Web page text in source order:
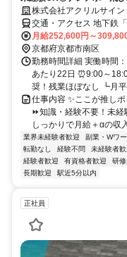
株式会社アクリルサイン
交通・アクセス 地下鉄
OK！
月給252,600円～
京都府京都市南区
勤務時間詳細 実働時間
あたり22日 ⏰9:00～
奨！残業ほぼなし ┗月平
仕事内容 ✨ここが推し
⏩知識・経験不要！未
しっかりで月給＋αの収
業界未経験者歓迎 副業・Wワ
転勤なし
経験不問 未経験者歓
経験者歓迎
有資格者歓迎 研修
長期歓迎
駅近5分以内
正社員